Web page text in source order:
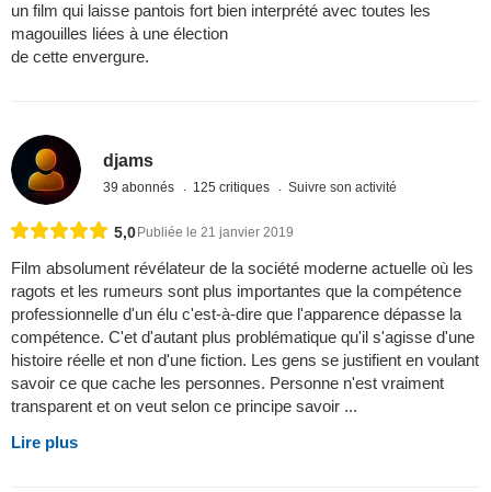
un film qui laisse pantois fort bien interprété avec toutes les
magouilles liées à une élection
de cette envergure.
djams
39 abonnés 125 critiques Suivre son activité
5,0 Publiée le 21 janvier 2019
Film absolument révélateur de la société moderne actuelle où les
ragots et les rumeurs sont plus importantes que la compétence
professionnelle d'un élu c'est-à-dire que l'apparence dépasse la
compétence. C'et d'autant plus problématique qu'il s'agisse d'une
histoire réelle et non d'une fiction. Les gens se justifient en voulant
savoir ce que cache les personnes. Personne n'est vraiment
transparent et on veut selon ce principe savoir ...
Lire plus